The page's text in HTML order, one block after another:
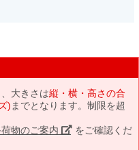
大きさは縦・横・高さの合
) までとなります。制限を超
荷物のご案内」 をご確認くだ